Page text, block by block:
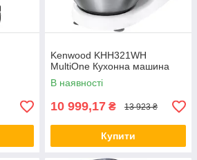
Kenwood KHH321WH
MultiOne Кухонна машина
В наявності
10 999,17 ₴ 13 923 ₴
Купити